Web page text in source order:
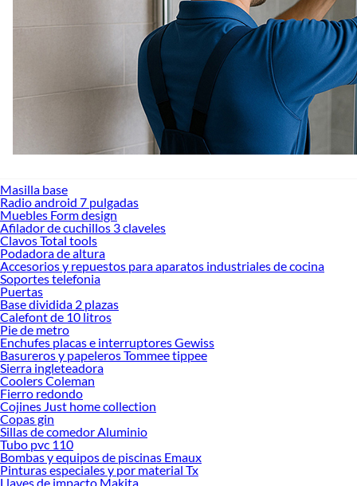
Masilla base
Radio android 7 pulgadas
Muebles Form design
Afilador de cuchillos 3 claveles
Clavos Total tools
Podadora de altura
Accesorios y repuestos para aparatos industriales de cocina
Soportes telefonia
Puertas
Base dividida 2 plazas
Calefont de 10 litros
Pie de metro
Enchufes placas e interruptores Gewiss
Basureros y papeleros Tommee tippee
Sierra ingleteadora
Coolers Coleman
Fierro redondo
Cojines Just home collection
Copas gin
Sillas de comedor Aluminio
Tubo pvc 110
Bombas y equipos de piscinas Emaux
Pinturas especiales y por material Tx
Llaves de impacto Makita